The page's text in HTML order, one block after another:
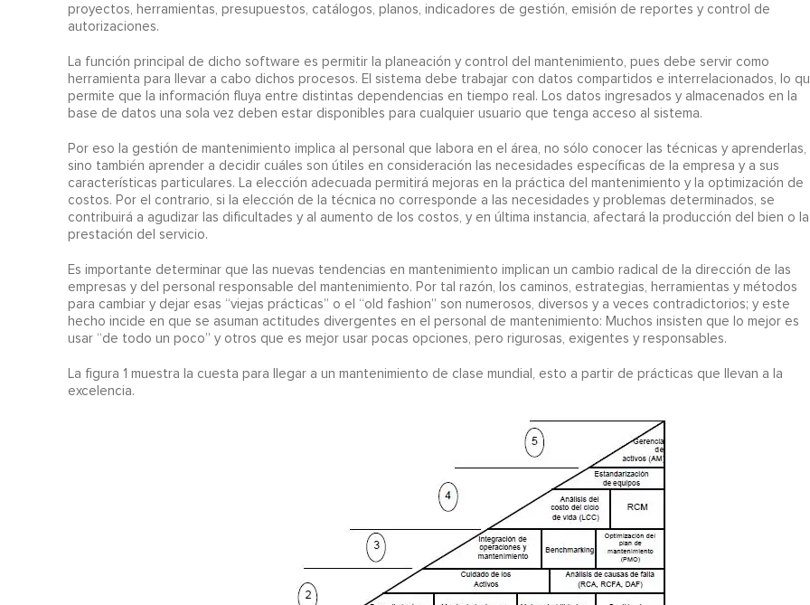
proyectos, herramientas, presupuestos, catálogos, planos, indicadores de gestión, emisión de reportes y control de
autorizaciones.
La función principal de dicho software es permitir la planeación y control del mantenimiento, pues debe servir como
herramienta para llevar a cabo dichos procesos. El sistema debe trabajar con datos compartidos e interrelacionados, lo
permite que la información fluya entre distintas dependencias en tiempo real. Los datos ingresados y almacenados en la
base de datos una sola vez deben estar disponibles para cualquier usuario que tenga acceso al sistema.
Por eso la gestión de mantenimiento implica al personal que labora en el área, no sólo conocer las técnicas y aprenderlas,
sino también aprender a decidir cuáles son útiles en consideración las necesidades específicas de la empresa y a sus
características particulares. La elección adecuada permitirá mejoras en la práctica del mantenimiento y la optimización de
costos. Por el contrario, si la elección de la técnica no corresponde a las necesidades y problemas determinados, se
contribuirá a agudizar las dificultades y al aumento de los costos, y en última instancia, afectará la producción del bien o la
prestación del servicio.
Es importante determinar que las nuevas tendencias en mantenimiento implican un cambio radical de la dirección de las
empresas y del personal responsable del mantenimiento. Por tal razón, los caminos, estrategias, herramientas y métodos
para cambiar y dejar esas “viejas prácticas” o el “old fashion” son numerosos, diversos y a veces contradictorios; y este
hecho incide en que se asuman actitudes divergentes en el personal de mantenimiento: Muchos insisten que lo mejor es
usar “de todo un poco” y otros que es mejor usar pocas opciones, pero rigurosas, exigentes y responsables.
La figura 1 muestra la cuesta para llegar a un mantenimiento de clase mundial, esto a partir de prácticas que llevan a la
excelencia.